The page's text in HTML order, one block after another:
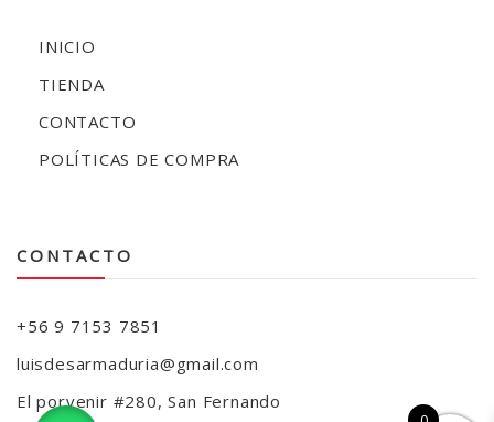
INICIO
TIENDA
CONTACTO
POLÍTICAS DE COMPRA
CONTACTO
+56 9 7153 7851
luisdesarmaduria@gmail.com
El porvenir #280, San Fernando